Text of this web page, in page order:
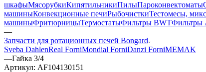
шкафыМясорубкиКипятильникиПилыПароконвектоматы
машиныКонвекционные печиРыбочисткиТестомесы,
машиныФритюрницыТермостатыФильтры BWT
—
Запчасти для ротационных печей Bongard
Sveba DahlenReal ForniMondial ForniDanzi ForniMEMAK
—Гайка 3/4
Артикул: AF104130151